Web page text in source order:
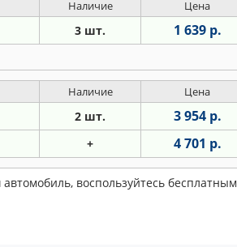
Наличие Цена
3 шт. 1 639 р.
Наличие Цена
2 шт. 3 954 р.
+ 4 701 р.
воспользуйтесь бесплатным